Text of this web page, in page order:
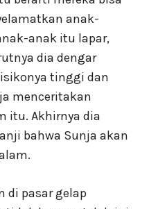
anak-
anak itu lapar,
dia dengar
tinggi dan
menceritakan
itu. Akhirnya dia
bahwa Sunja akan
di pasar gelap